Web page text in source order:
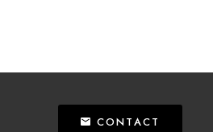
CONTACT